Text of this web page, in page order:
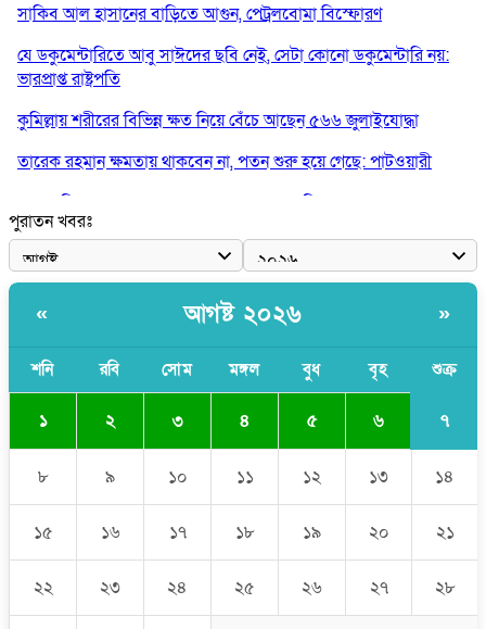
সাকিব আল হাসানের বাড়িতে আগুন, পেট্রলবোমা বিস্ফোরণ
যে ডকুমেন্টারিতে আবু সাঈদের ছবি নেই, সেটা কোনো ডকুমেন্টারি নয়:
ভারপ্রাপ্ত রাষ্ট্রপতি
কুমিল্লায় শরীরের বিভিন্ন ক্ষত নিয়ে বেঁচে আছেন ৫৬৬ জুলাইযোদ্ধা
তারেক রহমান ক্ষমতায় থাকবেন না, পতন শুরু হয়ে গেছে: পাটওয়ারী
শেখ হাসিনাকে আর রাখতে চাচ্ছে না ভারত: আসিফ মাহমুদ
জুলাই কোনো শ্রেণি বা গোষ্ঠীর নয়, এটি সর্বস্তরের মানুষের: ড. ইউনূস
আলিয়া মাদ্রাসায় ছাত্রদল-শিবির সংঘর্ষ, হাতে পাইপ মাথায় হেলমেট পড়ে
মাঠে যুবদল নেতা নয়ন
পুরাতন খবরঃ
« আগষ্ট ২০২৬ »
শনি রবি সোম মঙ্গল বুধ বৃহ শুক্র
১ ২ ৩ ৪ ৫ ৬ ৭
৮ ৯ ১০ ১১ ১২ ১৩ ১৪
১৫ ১৬ ১৭ ১৮ ১৯ ২০ ২১
২২ ২৩ ২৪ ২৫ ২৬ ২৭ ২৮